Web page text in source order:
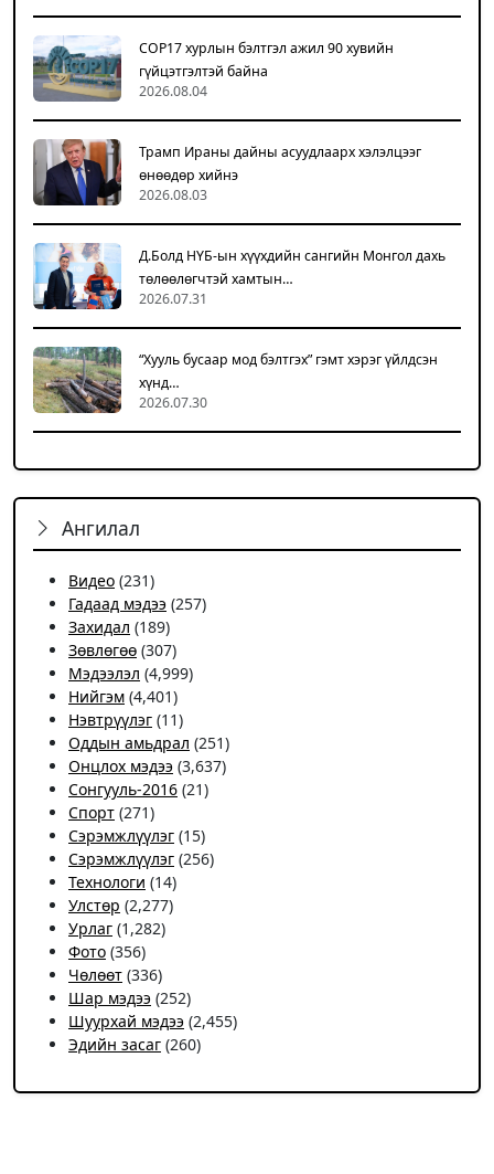
COP17 хурлын бэлтгэл ажил 90 хувийн
гүйцэтгэлтэй байна
2026.08.04
Трамп Ираны дайны асуудлаарх хэлэлцээг
өнөөдөр хийнэ
2026.08.03
Д.Болд НҮБ-ын хүүхдийн сангийн Монгол дахь
төлөөлөгчтэй хамтын…
2026.07.31
“Хууль бусаар мод бэлтгэх” гэмт хэрэг үйлдсэн
хүнд…
2026.07.30
Ангилал
Видео (231)
Гадаад мэдээ (257)
Захидал (189)
Зөвлөгөө (307)
Мэдээлэл (4,999)
Нийгэм (4,401)
Нэвтрүүлэг (11)
Оддын амьдрал (251)
Онцлох мэдээ (3,637)
Сонгууль-2016 (21)
Спорт (271)
Сэрэмжлүүлэг (15)
Сэрэмжлүүлэг (256)
Технологи (14)
Улстөр (2,277)
Урлаг (1,282)
Фото (356)
Чѳлѳѳт (336)
Шар мэдээ (252)
Шуурхай мэдээ (2,455)
Эдийн засаг (260)